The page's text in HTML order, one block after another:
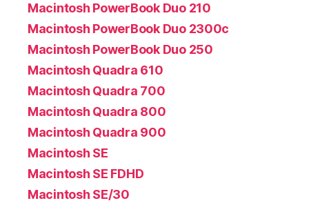
Macintosh PowerBook Duo 210
Macintosh PowerBook Duo 2300c
Macintosh PowerBook Duo 250
Macintosh Quadra 610
Macintosh Quadra 700
Macintosh Quadra 800
Macintosh Quadra 900
Macintosh SE
Macintosh SE FDHD
Macintosh SE/30